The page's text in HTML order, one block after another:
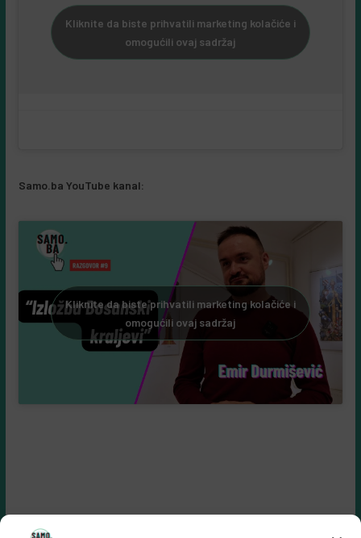
Kliknite da biste prihvatili marketing kolačiće i
omogućili ovaj sadržaj
Samo.ba YouTube kanal:
Kliknite da biste prihvatili marketing kolačiće i
omogućili ovaj sadržaj